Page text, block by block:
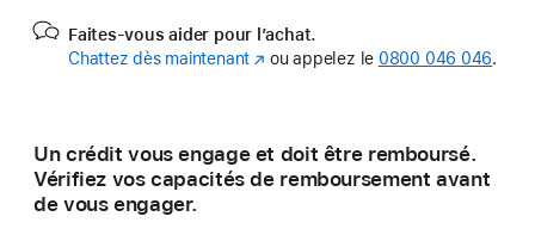
Faites-vous aider pour l’achat.
Chattez dès maintenant (s’ouvre
fenêtre)
ou appelez le 0800 046 046.
Un crédit vous engage et doit être remboursé.
Vérifiez vos capacités de remboursement avant
de vous engager.